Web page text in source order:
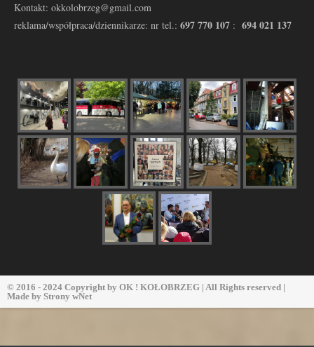
Kontakt: okkolobrzeg@gmail.com
reklama/współpraca/dziennikarze: nr tel.: 697 770 107 : 694 021 137
© 2016 - 2024 Copyright by OK ! KOŁOBRZEG | All Rights reserved |
Made by Strony wNet